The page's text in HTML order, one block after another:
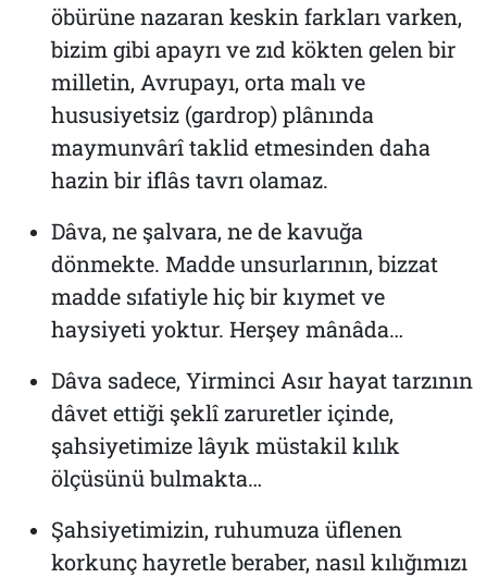
öbürüne nazaran keskin farkları varken,
bizim gibi apayrı ve zıd kökten gelen bir
milletin, Avrupayı, orta malı ve
hususiyetsiz (gardrop) plânında
maymunvârî taklid etmesinden daha
hazin bir iflâs tavrı olamaz.
Dâva, ne şalvara, ne de kavuğa
dönmekte. Madde unsurlarının, bizzat
madde sıfatiyle hiç bir kıymet ve
haysiyeti yoktur. Herşey mânâda…
Dâva sadece, Yirminci Asır hayat tarzının
dâvet ettiği şeklî zaruretler içinde,
şahsiyetimize lâyık müstakil kılık
ölçüsünü bulmakta…
Şahsiyetimizin, ruhumuza üflenen
korkunç hayretle beraber, nasıl kılığımızı